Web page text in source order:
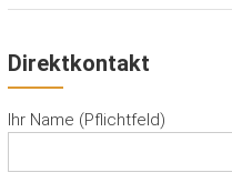
Direktkontakt
Ihr Name (Pflichtfeld)